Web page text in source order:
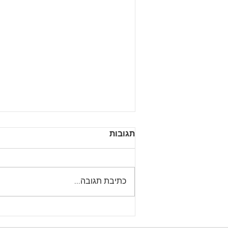
תגובות
כתיבת תגובה...